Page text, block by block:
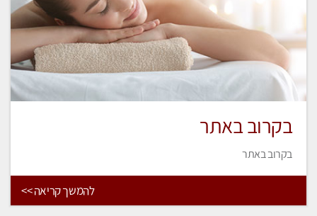
בקרוב באתר
בקרוב באתר
להמשך קריאה >>